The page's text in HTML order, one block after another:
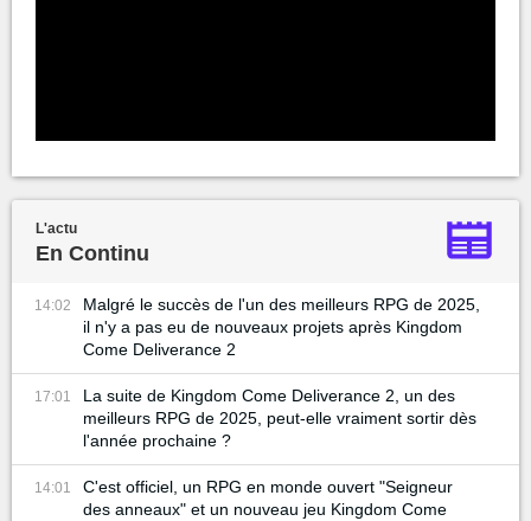
L'actu
En Continu
14:02
Malgré le succès de l'un des meilleurs RPG de 2025,
il n'y a pas eu de nouveaux projets après Kingdom
Come Deliverance 2
17:01
La suite de Kingdom Come Deliverance 2, un des
meilleurs RPG de 2025, peut-elle vraiment sortir dès
l'année prochaine ?
14:01
C'est officiel, un RPG en monde ouvert "Seigneur
des anneaux" et un nouveau jeu Kingdom Come